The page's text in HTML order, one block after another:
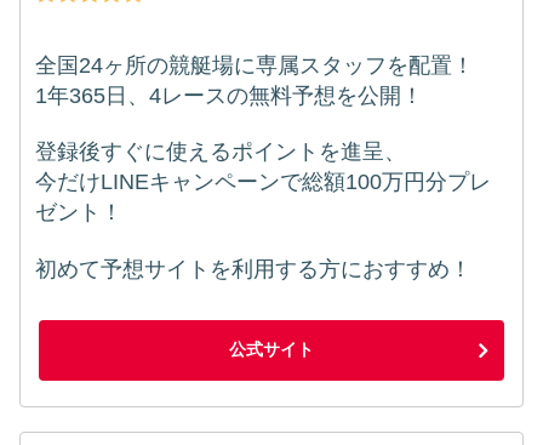
全国24ヶ所の競艇場に専属スタッフを配置！
1年365日、4レースの無料予想を公開！
登録後すぐに使えるポイントを進呈、
今だけLINEキャンペーンで総額100万円分プレ
ゼント！
初めて予想サイトを利用する方におすすめ！
公式サイト